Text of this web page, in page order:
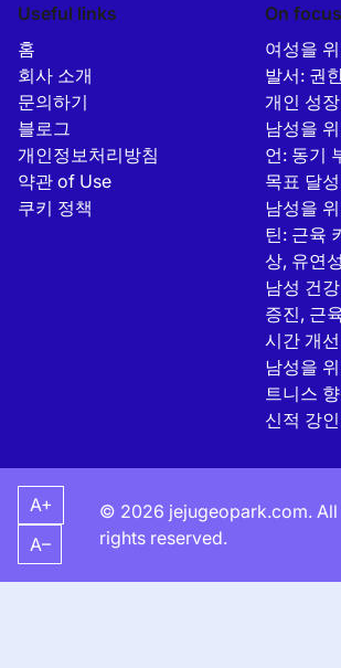
Useful links
홈
회사 소개
문의하기
블로그
개인정보처리방침
약관 of Use
쿠키 정책
On focus
여성을
발서: 권
개인 성
남성을
언: 동기
목표 달성
남성을
틴: 근육
상, 유연
남성 건
증진, 근
시간 개선
남성을
트니스
신적 강
A+
A–
© 2026 jejugeopark.com. All
rights reserved.